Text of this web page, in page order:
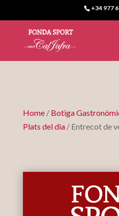
+34 977
Home/ Botiga
Plats del dia/ Entrecot de